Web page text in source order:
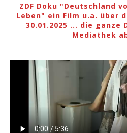
ZDF Doku "Deutschland
Leben" ein Film u.a. über
30.01.2025 ... die ganze
Mediathek